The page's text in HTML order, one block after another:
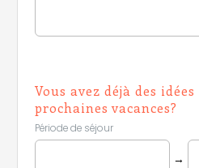
Vous avez déjà des
prochaines vacances?
Période de séjour
→